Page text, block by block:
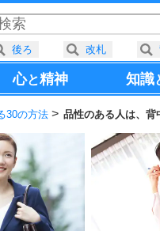
心と精神 知識
30の方法 品性のある人は、背
後ろ 改札